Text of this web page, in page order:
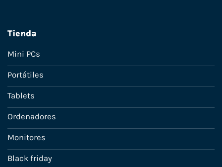
Tienda
Mini PCs
Portátiles
Tablets
Ordenadores
Monitores
Black friday